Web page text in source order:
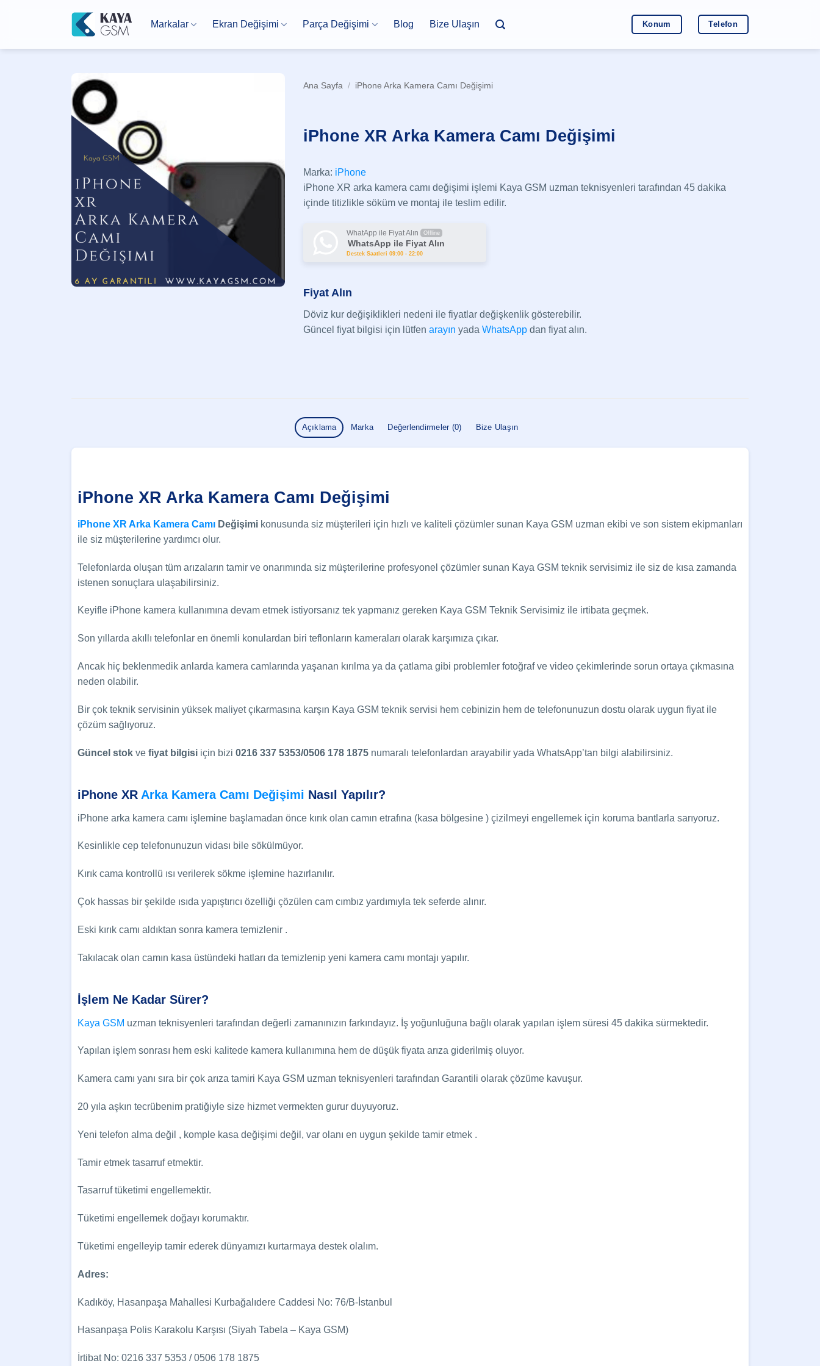
Markalar Ekran Değişimi Parça Değişimi Blog Bize Ulaşın Konum Telefon
Ana Sayfa / iPhone Arka Kamera Camı Değişimi
iPhone XR Arka Kamera Camı Değişimi
Marka: iPhone
iPhone XR arka kamera camı değişimi işlemi Kaya GSM uzman teknisyenleri tarafından 45 dakika
içinde titizlikle söküm ve montaj ile teslim edilir.
WhatApp ile Fiyat Alın Offline
WhatsApp ile Fiyat Alın
Destek Saatleri 09:00 - 22:00
Fiyat Alın
Döviz kur değişiklikleri nedeni ile fiyatlar değişkenlik gösterebilir.
Güncel fiyat bilgisi için lütfen arayın yada WhatsApp dan fiyat alın.
Açıklama Marka Değerlendirmeler (0) Bize Ulaşın
iPhone XR Arka Kamera Camı Değişimi
iPhone XR Arka Kamera Camı Değişimi konusunda siz müşterileri için hızlı ve kaliteli çözümler sunan Kaya GSM uzman ekibi ve son sistem ekipmanları
ile siz müşterilerine yardımcı olur.
Telefonlarda oluşan tüm arızaların tamir ve onarımında siz müşterilerine profesyonel çözümler sunan Kaya GSM teknik servisimiz ile siz de kısa zamanda
istenen sonuçlara ulaşabilirsiniz.
Keyifle iPhone kamera kullanımına devam etmek istiyorsanız tek yapmanız gereken Kaya GSM Teknik Servisimiz ile irtibata geçmek.
Son yıllarda akıllı telefonlar en önemli konulardan biri teflonların kameraları olarak karşımıza çıkar.
Ancak hiç beklenmedik anlarda kamera camlarında yaşanan kırılma ya da çatlama gibi problemler fotoğraf ve video çekimlerinde sorun ortaya çıkmasına
neden olabilir.
Bir çok teknik servisinin yüksek maliyet çıkarmasına karşın Kaya GSM teknik servisi hem cebinizin hem de telefonunuzun dostu olarak uygun fiyat ile
çözüm sağlıyoruz.
Güncel stok ve fiyat bilgisi için bizi 0216 337 5353/0506 178 1875 numaralı telefonlardan arayabilir yada WhatsApp’tan bilgi alabilirsiniz.
iPhone XR Arka Kamera Camı Değişimi Nasıl Yapılır?
iPhone arka kamera camı işlemine başlamadan önce kırık olan camın etrafına (kasa bölgesine ) çizilmeyi engellemek için koruma bantlarla sarıyoruz.
Kesinlikle cep telefonunuzun vidası bile sökülmüyor.
Kırık cama kontrollü ısı verilerek sökme işlemine hazırlanılır.
Çok hassas bir şekilde ısıda yapıştırıcı özelliği çözülen cam cımbız yardımıyla tek seferde alınır.
Eski kırık camı aldıktan sonra kamera temizlenir .
Takılacak olan camın kasa üstündeki hatları da temizlenip yeni kamera camı montajı yapılır.
İşlem Ne Kadar Sürer?
Kaya GSM uzman teknisyenleri tarafından değerli zamanınızın farkındayız. İş yoğunluğuna bağlı olarak yapılan işlem süresi 45 dakika sürmektedir.
Yapılan işlem sonrası hem eski kalitede kamera kullanımına hem de düşük fiyata arıza giderilmiş oluyor.
Kamera camı yanı sıra bir çok arıza tamiri Kaya GSM uzman teknisyenleri tarafından Garantili olarak çözüme kavuşur.
20 yıla aşkın tecrübenim pratiğiyle size hizmet vermekten gurur duyuyoruz.
Yeni telefon alma değil , komple kasa değişimi değil, var olanı en uygun şekilde tamir etmek .
Tamir etmek tasarruf etmektir.
Tasarruf tüketimi engellemektir.
Tüketimi engellemek doğayı korumaktır.
Tüketimi engelleyip tamir ederek dünyamızı kurtarmaya destek olalım.
Adres:
Kadıköy, Hasanpaşa Mahallesi Kurbağalıdere Caddesi No: 76/B-İstanbul
Hasanpaşa Polis Karakolu Karşısı (Siyah Tabela – Kaya GSM)
İrtibat No: 0216 337 5353 / 0506 178 1875